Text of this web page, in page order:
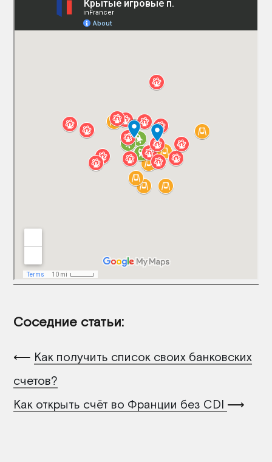
Соседние статьи:
⟵ Как получить список своих банковских
счетов?
Как открыть счёт во Франции без CDI ⟶